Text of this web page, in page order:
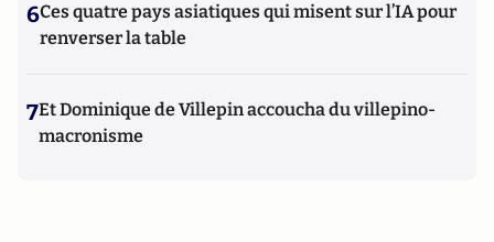
6Ces quatre pays asiatiques qui misent sur l’IA pour
renverser la table
7Et Dominique de Villepin accoucha du villepino-
macronisme